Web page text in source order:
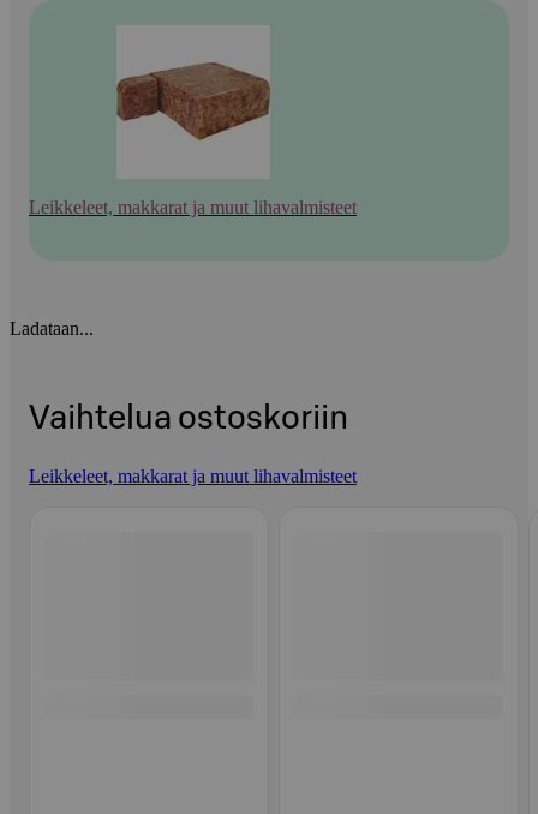
Leikkeleet, makkarat ja muut lihavalmisteet
Ladataan...
Vaihtelua ostoskoriin
Leikkeleet, makkarat ja muut lihavalmisteet